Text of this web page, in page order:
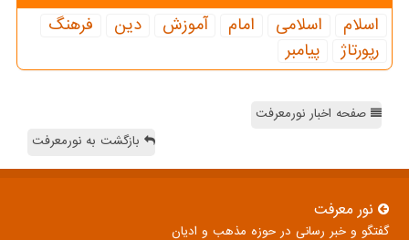
اسلام اسلامی امام آموزش دین
فرهنگ
رپورتاژ
پیامبر
صفحه اخبار نورمعرفت
بازگشت به نورمعرفت
نور معرفت
گفتگو و خبر رسانی در حوزه مذهب و ادیان